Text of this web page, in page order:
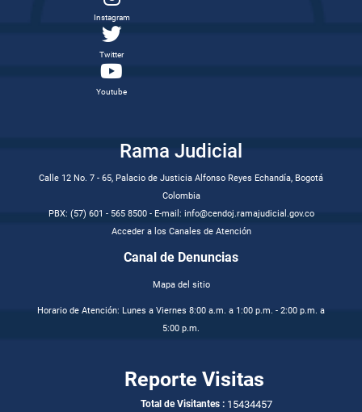
Instagram
Twitter
Youtube
Rama Judicial
Calle 12 No. 7 - 65, Palacio de Justicia Alfonso Reyes Echandía, Bogotá
Colombia
PBX: (57) 601 - 565 8500 - E-mail: info@cendoj.ramajudicial.gov.co
Acceder a los Canales de Atención
Canal de Denuncias
Mapa del sitio
Horario de Atención: Lunes a Viernes 8:00 a.m. a 1:00 p.m. - 2:00 p.m. a
5:00 p.m.
Reporte Visitas
Total de Visitantes : 15434457